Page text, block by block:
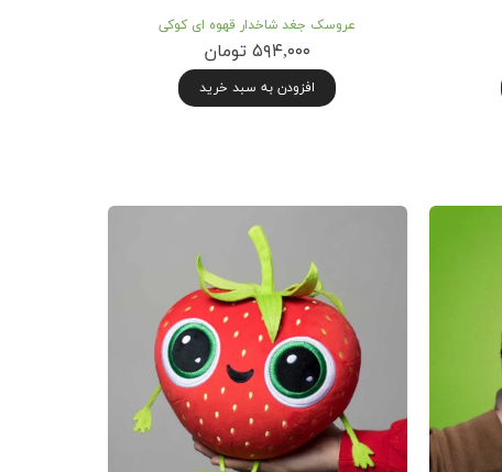
عروسک جغد شاخدار قهوه ای کوکی
۵۹۴,۰۰۰ تومان
افزودن به سبد خرید